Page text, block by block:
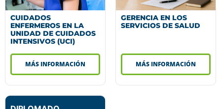
CUIDADOS
ENFERMEROS EN LA
UNIDAD DE CUIDADOS
INTENSIVOS (UCI)
MÁS INFORMACIÓN
GERENCIA EN LOS
SERVICIOS DE SALUD
MÁS INFORMACIÓN